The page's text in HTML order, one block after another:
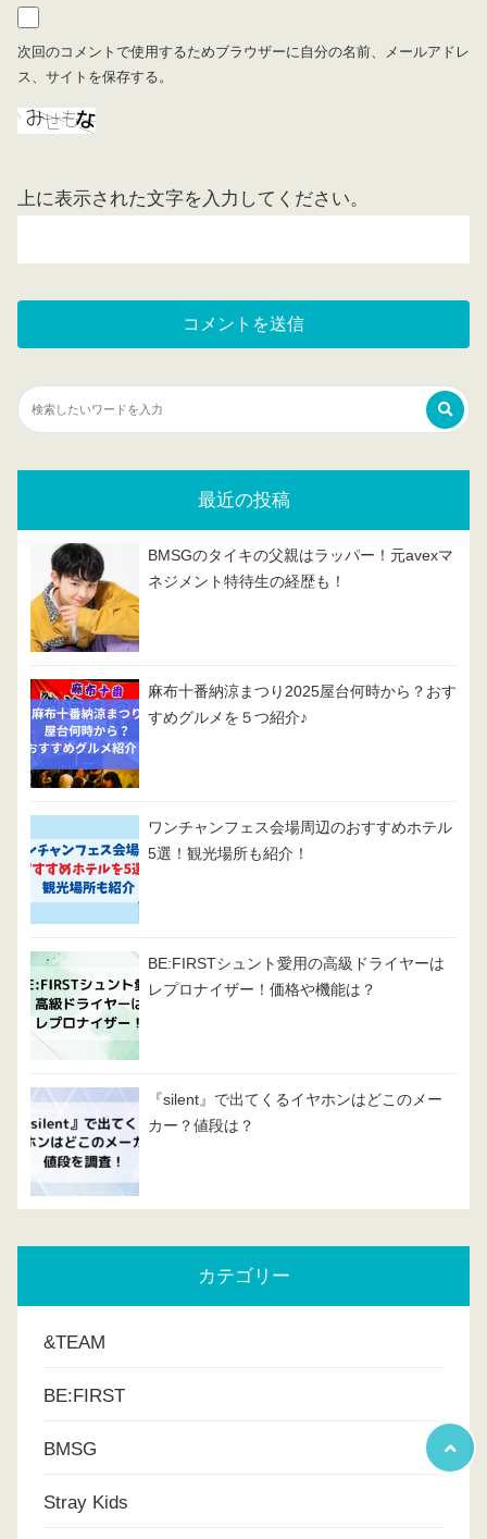
次回のコメントで使用するためブラウザーに自分の名前、メールアドレ
ス、サイトを保存する。
上に表示された文字を入力してください。
最近の投稿
BMSGのタイキの父親はラッパー！元avexマ
ネジメント特待生の経歴も！
麻布十番納涼まつり2025屋台何時から？おす
すめグルメを５つ紹介♪
ワンチャンフェス会場周辺のおすすめホテル
5選！観光場所も紹介！
BE:FIRSTシュント愛用の高級ドライヤーは
レプロナイザー！価格や機能は？
『silent』で出てくるイヤホンはどこのメー
カー？値段は？
カテゴリー
&TEAM
BE:FIRST
BMSG
Stray Kids